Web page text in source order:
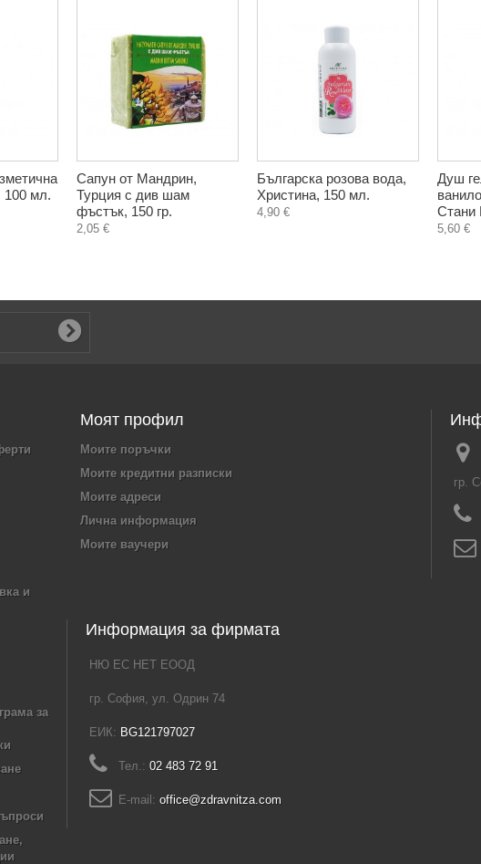
100 мл.
Сапун от Мандрин,
Турция с див шам
фъстък, 150 гр.
2,05 €
Българска розова вода,
Христина, 150 мл.
4,90 €
Душ
5,60 €
и
за
Моят профил
Моите поръчки
Моите кредитни разписки
Моите адреси
Лична информация
Моите ваучери
гр.
Информация за фирмата
НЮ ЕС НЕТ ЕООД
гр. София, ул. Одрин 74
ЕИК: BG121797027
Тел.: 02 483 72 91
E-mail: office@zdravnitza.com